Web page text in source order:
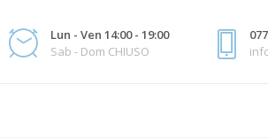
Lun - Ven 14:00 - 19:00
Sab - Dom CHIUSO